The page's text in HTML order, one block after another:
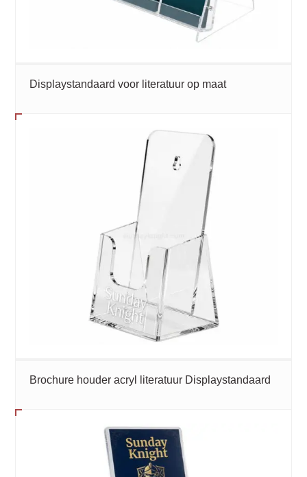
Displaystandaard voor literatuur op maat
Brochure houder acryl literatuur Displaystandaard